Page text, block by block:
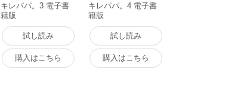
キレパパ。3 電子書
籍版
試し読み
購入はこちら
キレパパ。4 電子書
籍版
試し読み
購入はこちら